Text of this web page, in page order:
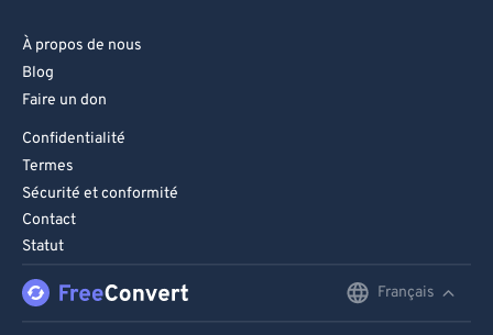
À propos de nous
Blog
Faire un don
Confidentialité
Termes
Sécurité et conformité
Contact
Statut
Français